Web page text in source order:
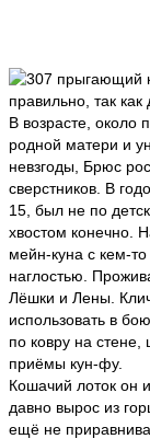
правильно, так
В возрасте, около
родной матери и
невзгоды, Брюс
сверстников. В
15, был не по
хвостом конечно.
мейн-куна с кем-
наглостью.
Лёшки и Лены.
использовать в
по ковру на
приёмы кун-фу.
Кошачий лоток он
давно вырос из
ещё не